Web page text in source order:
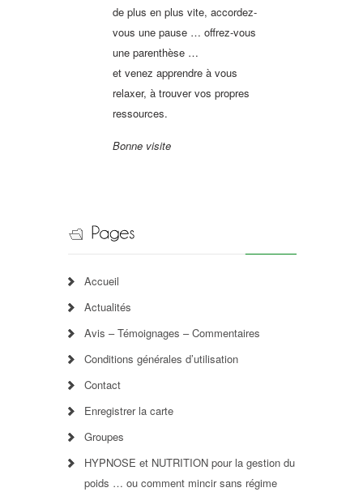
de plus en plus vite, accordez-
vous une pause … offrez-vous
une parenthèse …
et venez apprendre à vous
relaxer, à trouver vos propres
ressources.
Bonne visite
Accueil
Actualités
Avis – Témoignages – Commentaires
Conditions générales d’utilisation
Contact
Enregistrer la carte
Groupes
HYPNOSE et NUTRITION pour la gestion du
poids … ou comment mincir sans régime